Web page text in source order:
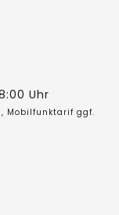
Uhr
Mobilfunktarif ggf.